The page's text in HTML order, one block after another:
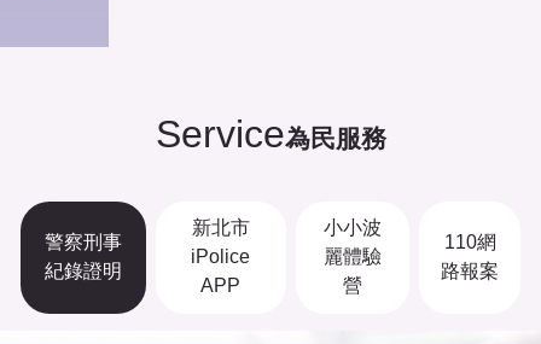
Service為民服務
警察刑事
紀錄證明
新北市
iPolice
APP
小小波
麗體驗
營
110網
路報案